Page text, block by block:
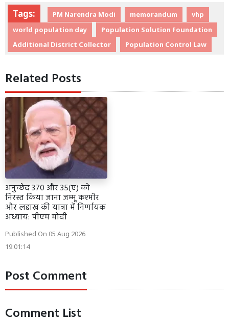
Tags: PM Narendra Modi memorandum
vhp
world population day
Population Solution Foundation
Additional District Collector
Population Control Law
Related Posts
अनुच्छेद 370 और 35(ए) को
निरस्त किया जाना जम्मू कश्मीर
और लद्दाख की यात्रा में निर्णायक
अध्याय: पीएम मोदी
Published On 05 Aug 2026
19:01:14
Post Comment
Comment List